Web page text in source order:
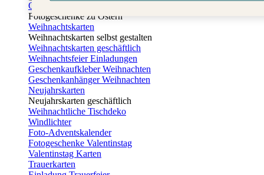
Osterkarten
Fotogeschenke zu Ostern
Weihnachtskarten
Weihnachtskarten selbst gestalten
Weihnachtskarten geschäftlich
Weihnachtsfeier Einladungen
Geschenkaufkleber Weihnachten
Geschenkanhänger Weihnachten
Neujahrskarten
Neujahrskarten geschäftlich
Weihnachtliche Tischdeko
Windlichter
Foto-Adventskalender
Fotogeschenke Valentinstag
Valentinstag Karten
Trauerkarten